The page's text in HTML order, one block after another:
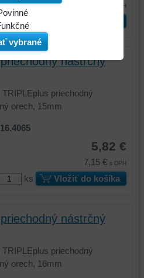
s DPH
ks
nástrčný
TRIPLEplus priechodný
orech, 15mm
5,82 €
7,15 € s DPH
ks Vložiť do košíka
nástrčný
TRIPLEplus priechodný
orech, 16mm
vybrané